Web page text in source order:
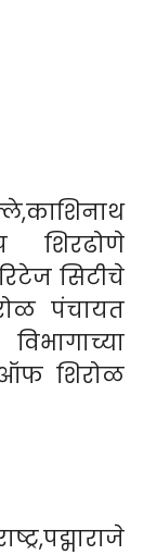
शिरढोणे
सिटीचे
पंचायत
ऑफ शिरोळ